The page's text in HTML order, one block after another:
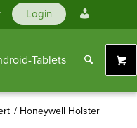
Login
Konto
Tablets
/ Honeywell Holster